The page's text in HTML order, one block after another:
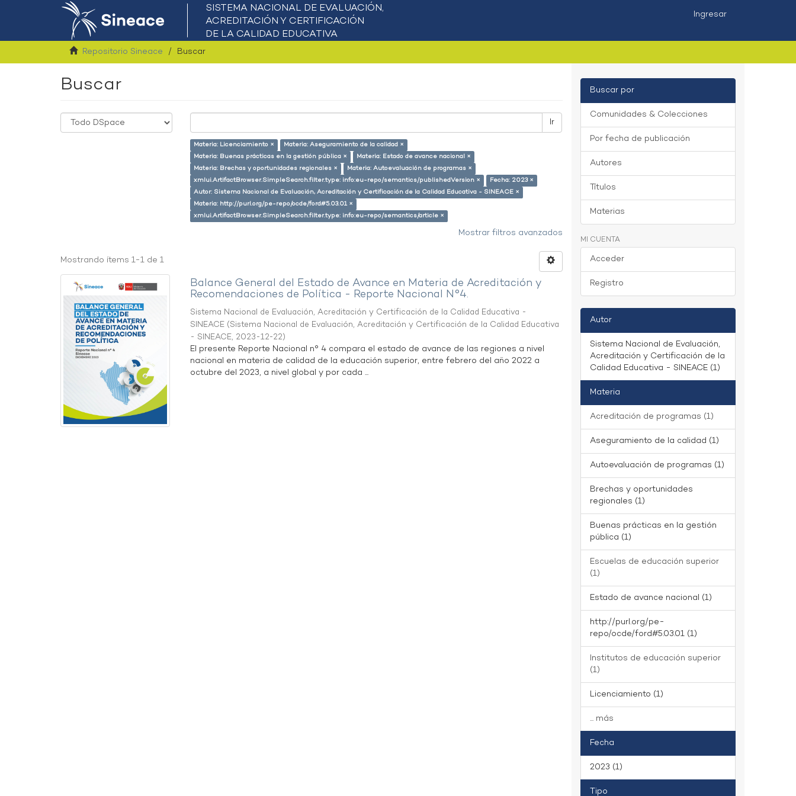
Ingresar
Repositorio Sineace Buscar
Buscar
Ir
Materia: Licenciamiento ×
Materia: Aseguramiento de la calidad ×
Materia: Buenas prácticas en la gestión pública ×
Materia: Estado de avance nacional ×
Materia: Brechas y oportunidades regionales ×
Materia: Autoevaluación de programas ×
xmlui.ArtifactBrowser.SimpleSearch.filter.type: info:eu-repo/semantics/publishedVersion ×
Fecha: 2023 ×
Autor: Sistema Nacional de Evaluación, Acreditación y Certificación de la Calidad Educativa - SINEACE ×
Materia: http://purl.org/pe-repo/ocde/ford#5.03.01 ×
xmlui.ArtifactBrowser.SimpleSearch.filter.type: info:eu-repo/semantics/article ×
Mostrar filtros avanzados
Mostrando ítems 1-1 de 1
Balance General del Estado de Avance en Materia de Acreditación y
Recomendaciones de Política - Reporte Nacional N°4.
Sistema Nacional de Evaluación, Acreditación y Certificación de la Calidad Educativa -
SINEACE (Sistema Nacional de Evaluación, Acreditación y Certificación de la Calidad Educativa
- SINEACE, 2023-12-22)
El presente Reporte Nacional n° 4 compara el estado de avance de las regiones a nivel
nacional en materia de calidad de la educación superior, entre febrero del año 2022 a
octubre del 2023, a nivel global y por cada ...
Buscar por
Comunidades & Colecciones
Por fecha de publicación
Autores
Títulos
Materias
MI CUENTA
Acceder
Registro
Autor
Sistema Nacional de Evaluación,
Acreditación y Certificación de la
Calidad Educativa - SINEACE (1)
Materia
Acreditación de programas (1)
Aseguramiento de la calidad (1)
Autoevaluación de programas (1)
Brechas y oportunidades
regionales (1)
Buenas prácticas en la gestión
pública (1)
Escuelas de educación superior
(1)
Estado de avance nacional (1)
http://purl.org/pe-
repo/ocde/ford#5.03.01 (1)
Institutos de educación superior
(1)
Licenciamiento (1)
... más
Fecha
2023 (1)
Tipo